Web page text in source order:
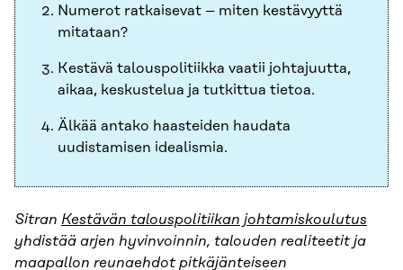
Numerot ratkaisevat – miten kestävyyttä
mitataan?
Kestävä talouspolitiikka vaatii johtajuutta,
aikaa, keskustelua ja tutkittua tietoa.
Älkää antako haasteiden haudata
uudistamisen idealismia.
Sitran Kestävän talouspolitiikan johtamiskoulutus
yhdistää arjen hyvinvoinnin, talouden realiteetit ja
maapallon reunaehdot pitkäjänteiseen